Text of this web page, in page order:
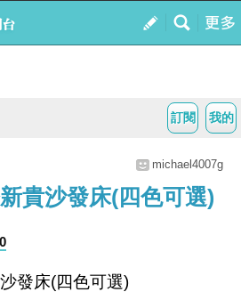
我的
訂閱
michael4007g
貴沙發床(四色可選)
發床(四色可選)